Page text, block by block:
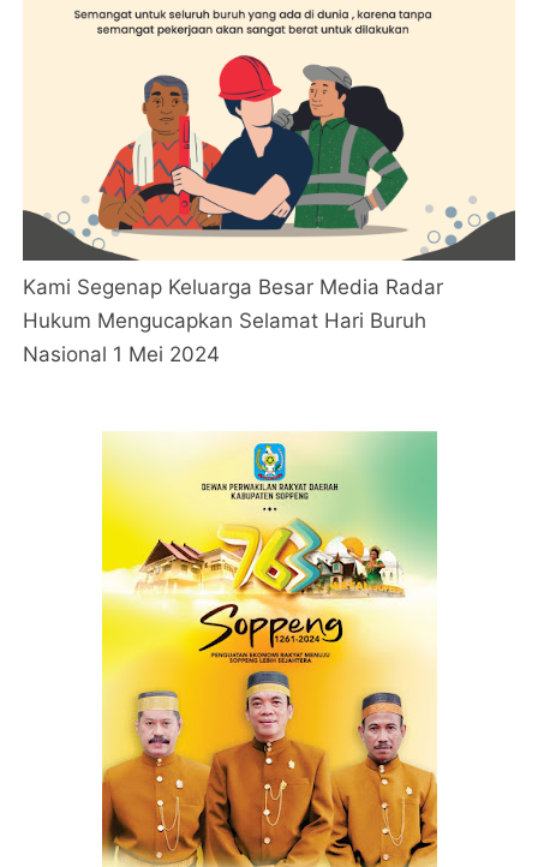
Kami Segenap Keluarga Besar Media Radar
Hukum Mengucapkan Selamat Hari Buruh
Nasional 1 Mei 2024